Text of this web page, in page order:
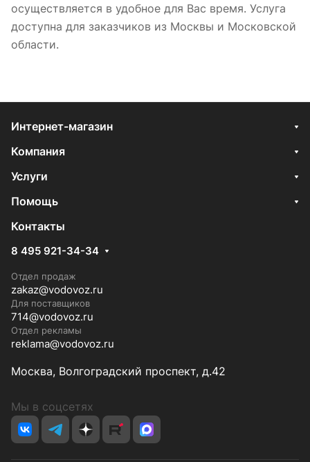
осуществляется в удобное для Вас время. Услуга
доступна для заказчиков из Москвы и Московской
области.
Интернет-магазин
Компания
Услуги
Помощь
Контакты
8 495 921-34-34
Отдел продаж
zakaz@vodovoz.ru
Для поставщиков
714@vodovoz.ru
Отдел рекламы
reklama@vodovoz.ru
Москва, Волгоградский проспект, д.42
Мы в соцсетях